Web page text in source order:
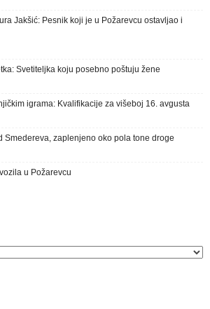
Jakšić: Pesnik koji je u Požarevcu ostavljao i
Svetiteljka koju posebno poštuju žene
igrama: Kvalifikacije za višeboj 16. avgusta
Smedereva, zaplenjeno oko pola tone droge
u Požarevcu